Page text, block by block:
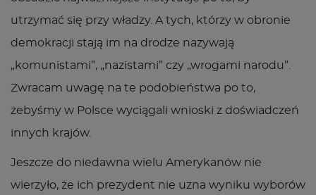
utrzymać się przy władzy. A tych, którzy w obronie
demokracji stają im na drodze nazywają
„komunistami”, „nazistami” czy „wrogami narodu”.
Zwracam uwagę na te podobieństwa po to,
żebyśmy w Polsce wyciągali wnioski z doświadczeń
innych krajów.
Jeszcze do niedawna wielu Amerykanów nie
wierzyło, że ich prezydent nie uzna wyniku wyborów